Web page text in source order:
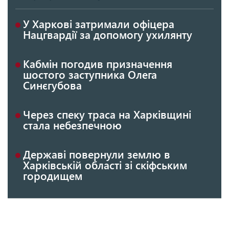
У Харкові затримали офіцера
Нацгвардії за допомогу ухилянту
Кабмін погодив призначення
шостого заступника Олега
Синєгубова
Через спеку траса на Харківщині
стала небезпечною
Державі повернули землю в
Харківській області зі скіфським
городищем